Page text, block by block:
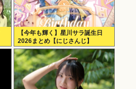
【今年も輝く】星川サラ誕生日
2026まとめ【にじさんじ】